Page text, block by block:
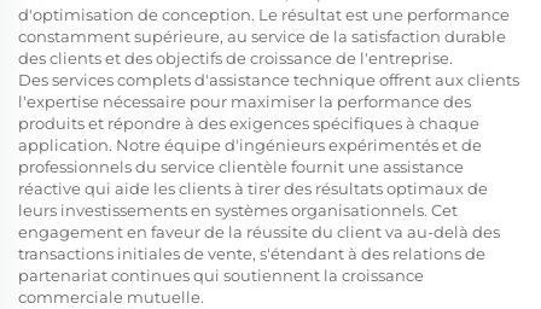
d'optimisation de conception. Le résultat est une performance
constamment supérieure, au service de la satisfaction durable
des clients et des objectifs de croissance de l'entreprise.
Des services complets d'assistance technique offrent aux clients
l'expertise nécessaire pour maximiser la performance des
produits et répondre à des exigences spécifiques à chaque
application. Notre équipe d'ingénieurs expérimentés et de
professionnels du service clientèle fournit une assistance
réactive qui aide les clients à tirer des résultats optimaux de
leurs investissements en systèmes organisationnels. Cet
engagement en faveur de la réussite du client va au-delà des
transactions initiales de vente, s'étendant à des relations de
partenariat continues qui soutiennent la croissance
commerciale mutuelle.